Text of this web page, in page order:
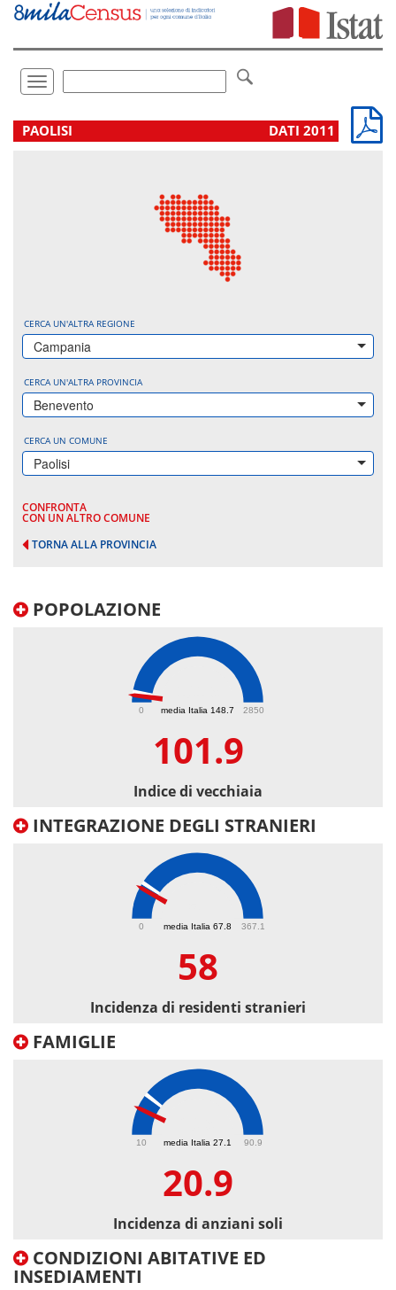
Vai
direttamente
Toggle
navigation
.
PAOLISI DATI 2011
CERCA UN'ALTRA REGIONE
Campania
CERCA UN'ALTRA PROVINCIA
Benevento
CERCA UN COMUNE
Paolisi
CONFRONTA
CON UN ALTRO COMUNE
TORNA ALLA PROVINCIA
POPOLAZIONE
media Italia 148.7
0 2850
101.9
Indice di vecchiaia
INTEGRAZIONE DEGLI STRANIERI
media Italia 67.8
0 367.1
58
Incidenza di residenti stranieri
FAMIGLIE
media Italia 27.1
10 90.9
20.9
Incidenza di anziani soli
CONDIZIONI ABITATIVE ED
INSEDIAMENTI